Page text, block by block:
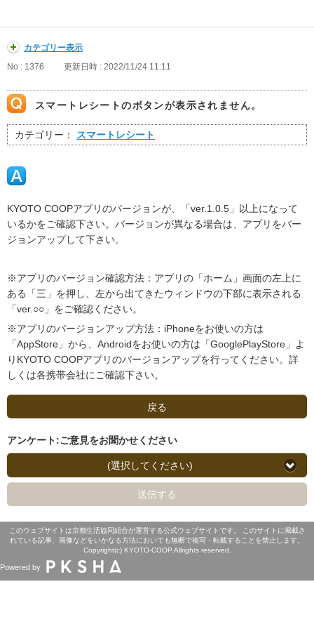
カテゴリー表示
No : 1376
更新日時 : 2022/11/24 11:11
スマートレシートのボタンが表示されません。
カテゴリー： スマートレシート
KYOTO COOPアプリのバージョンが、「ver.1.0.5」以上になって
いるかをご確認下さい。バージョンが異なる場合は、アプリをバー
ジョンアップして下さい。
※アプリのバージョン確認方法：アプリの「ホーム」画面の左上に
ある「三」を押し、左から出てきたウィンドウの下部に表示される
「ver.○○」をご確認ください。
※アプリのバージョンアップ方法：iPhoneをお使いの方は
「AppStore」から、Androidをお使いの方は「GooglePlayStore」よ
りKYOTO COOPアプリのバージョンアップを行ってください。詳
しくは各携帯会社にご確認下さい。
戻る
アンケート:ご意見をお聞かせください
(選択してください)
送信する
このウェブサイトは京都生活協同組合が運営する公式ウェブサイトです。 このサイトに掲載さ
れている記事、画像などをいかなる方法においても無断で複写・転載することを禁止します。
Copyright(c) KYOTO-COOP.Allrights reserved.
Powered by